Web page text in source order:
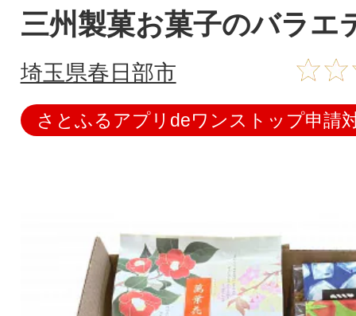
三州製菓お菓子のバラエ
埼玉県春日部市
さとふるアプリdeワンストップ申請